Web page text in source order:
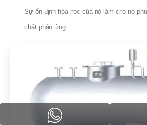
Sự ổn định hóa học của nó làm cho nó
chất phản ứng.